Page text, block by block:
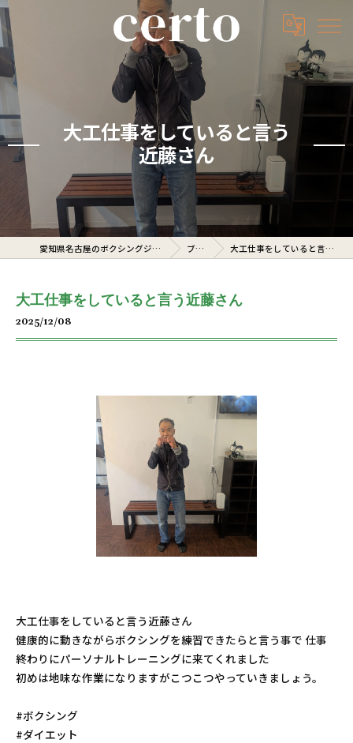
大工仕事をしていると言う
近藤さん
愛知県名古屋のボクシングジムならcerto ブログ 大工仕事をしていると言う近藤さん
大工仕事をしていると言う近藤さん
2025/12/08
大工仕事をしていると言う近藤さん
健康的に動きながらボクシングを練習できたらと言う事で 仕事
終わりにパーソナルトレーニングに来てくれました
初めは地味な作業になりますがこつこつやっていきましょう。
#ボクシング
#ダイエット